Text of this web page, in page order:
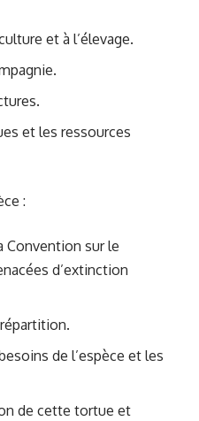
et à l’élevage.
et les ressources
:
Convention sur le
d’extinction
de l’espèce et les
de cette tortue et